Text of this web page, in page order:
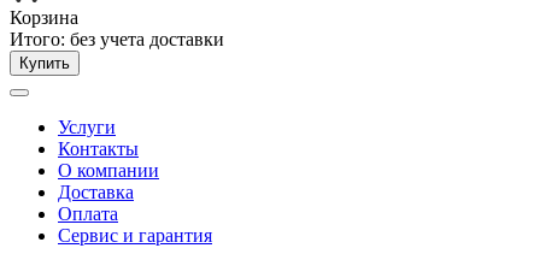
Корзина
Итого: без учета доставки
Купить
Услуги
Контакты
О компании
Доставка
Оплата
Сервис и гарантия